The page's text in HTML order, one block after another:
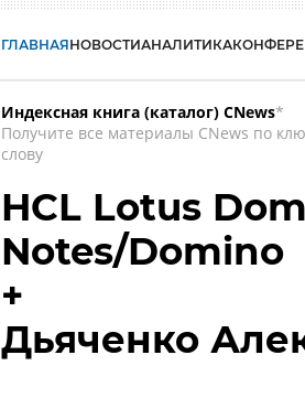
ГЛАВНАЯНОВОСТИАНАЛИТИКА
Индексная книга (каталог) CNews*
Получите все материалы CNews по
слову
HCL Lotus
Notes/Domino
+
Дьяченко